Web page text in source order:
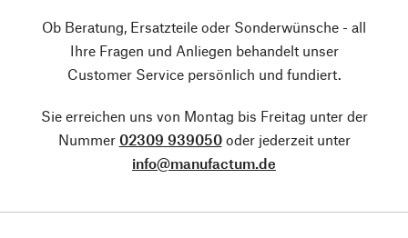
Ob Beratung, Ersatzteile oder Sonderwünsche - all
Ihre Fragen und Anliegen behandelt unser
Customer Service persönlich und fundiert.
Sie erreichen uns von Montag bis Freitag unter der
Nummer 02309 939050oder jederzeit unter
info@manufactum.de